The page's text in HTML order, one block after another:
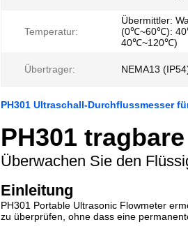
Temperatur:
Übermittler:
(0℃~60℃):
40℃~120℃)
Übertrager: NEMA13
PH301 Ultraschall-Durchflussmesser
PH301
Überwachen Sie den
Einleitung
PH301 Portable Ultrasonic Flowmeter
zu überprüfen, ohne dass eine